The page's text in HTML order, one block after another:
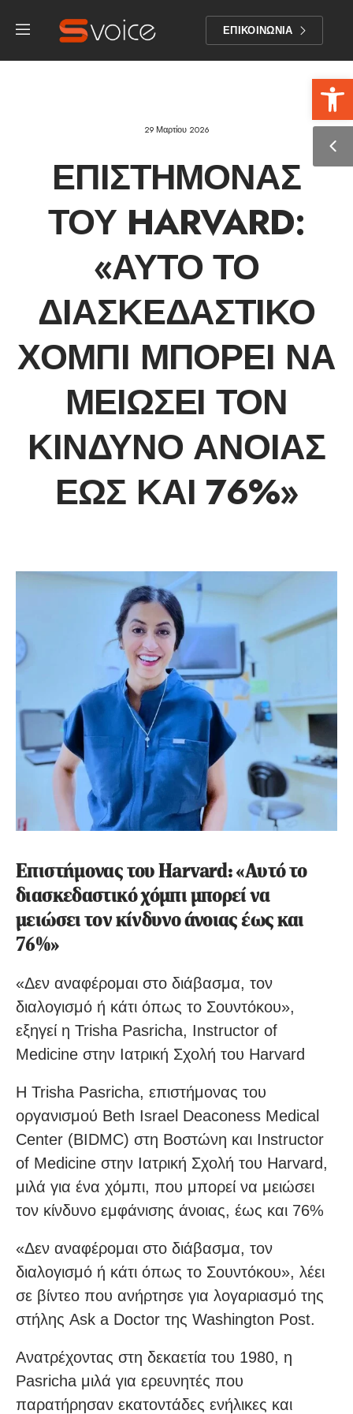
ΕΠΙΚΟΙΝΩΝΙΑ
29 Μαρτίου 2026
ΕΠΙΣΤΉΜΟΝΑΣ
ΤΟΥ HARVARD:
«ΑΥΤΌ ΤΟ
ΔΙΑΣΚΕΔΑΣΤΙΚΌ
ΧΌΜΠΙ ΜΠΟΡΕΊ ΝΑ
ΜΕΙΏΣΕΙ ΤΟΝ
ΚΊΝΔΥΝΟ ΆΝΟΙΑΣ
ΈΩΣ ΚΑΙ 76%»
Επιστήμονας του Harvard: «Αυτό το
διασκεδαστικό χόμπι μπορεί να
μειώσει τον κίνδυνο άνοιας έως και
76%»
«Δεν αναφέρομαι στο διάβασμα, τον
διαλογισμό ή κάτι όπως το Σουντόκου»,
εξηγεί η Trisha Pasricha, Instructor of
Medicine στην Ιατρική Σχολή του Harvard
Η Trisha Pasricha, επιστήμονας του
οργανισμού Beth Israel Deaconess Medical
Center (BIDMC) στη Βοστώνη και Instructor
of Medicine στην Ιατρική Σχολή του Harvard,
μιλά για ένα χόμπι, που μπορεί να μειώσει
τον κίνδυνο εμφάνισης άνοιας, έως και 76%
«Δεν αναφέρομαι στο διάβασμα, τον
διαλογισμό ή κάτι όπως το Σουντόκου», λέει
σε βίντεο που ανήρτησε για λογαριασμό της
στήλης Ask a Doctor της Washington Post.
Ανατρέχοντας στη δεκαετία του 1980, η
Pasricha μιλά για ερευνητές που
παρατήρησαν εκατοντάδες ενήλικες και